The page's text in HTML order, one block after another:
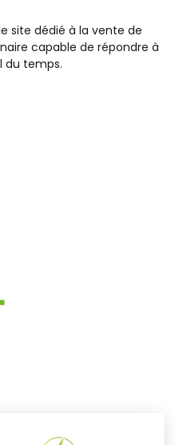
site dédié à la vente de
capable de répondre à
du temps.